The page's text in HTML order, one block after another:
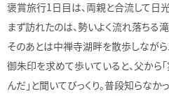
褒賞旅行1日目は、両親と合流して日
まず訪れたのは、勢いよく流れ落ちる
そのあとは中禅寺湖畔を散歩しながら
御朱印を求めて歩いていると、父から
んだ」と聞いてびっくり。普段知らなか